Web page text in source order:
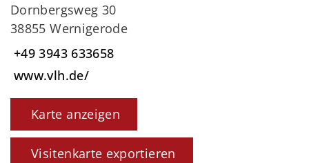
Dornbergsweg 30
38855 Wernigerode
+49 3943 633658
www.vlh.de/
Karte anzeigen
Visitenkarte exportieren